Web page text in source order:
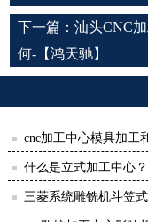
下一篇： 汕头CNC
何-【鸿天驰】
cnc加工中心模具加工
天驰】
什么是立式加工中心
三菱系统雕铣机斗笠